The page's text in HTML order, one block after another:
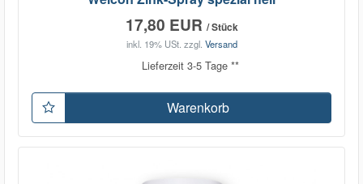
17,80 EUR / Stück
inkl. 19% USt. zzgl. Versand
Lieferzeit 3-5 Tage **
Warenkorb